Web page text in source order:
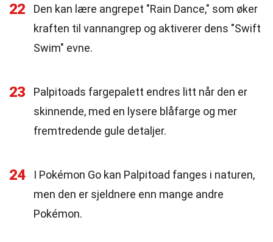
22
Den kan lære angrepet "Rain Dance," som øker
kraften til vannangrep og aktiverer dens "Swift
Swim" evne.
23
Palpitoads fargepalett endres litt når den er
skinnende, med en lysere blåfarge og mer
fremtredende gule detaljer.
24
I Pokémon Go kan Palpitoad fanges i naturen,
men den er sjeldnere enn mange andre
Pokémon.